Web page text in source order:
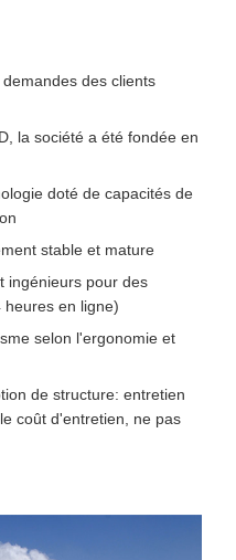
des clients
la société a été fondée en
doté de capacités de
stable et mature
ingénieurs pour des
en ligne)
selon l'ergonomie et
de structure: entretien
coût d'entretien, ne pas